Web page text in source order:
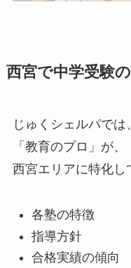
西宮で中学受験
じゅくシェルパで
「教育のプロ」が、
西宮エリアに特化し
各塾の特徴
指導方針
合格実績の傾向